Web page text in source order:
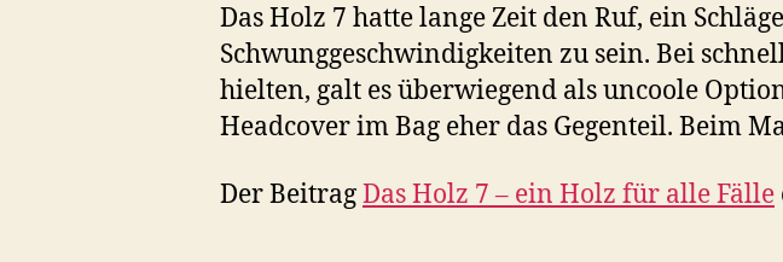
Das Holz 7 hatte lange Zeit den Ruf, ein
Schwunggeschwindigkeiten zu sein. Bei
hielten, galt es überwiegend als uncoole
Headcover im Bag eher das Gegenteil. Beim
Der BeitragDas Holz 7 – ein Holz für alle Fälle